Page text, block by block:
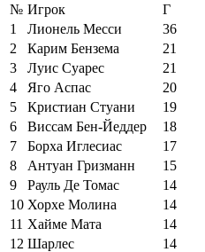
№ Игрок
Г
1
Лионель Месси
36
2
Карим Бензема
21
3
Луис Суарес
21
4
Яго Аспас
20
5
Кристиан Стуани
19
6
Виссам Бен-Йеддер
18
7
Борха Иглесиас
17
8
Антуан Гризманн
15
9
Рауль Де Томас
14
10 Хорхе Молина
14
11 Хайме Мата
14
12 Шарлес
14